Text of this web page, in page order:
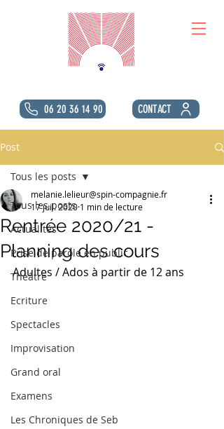
06 20 36 14 90 CONTACT
Post
Tous les posts
Actualités
Prise de parole en public
Théâtre
Ecriture
Spectacles
Improvisation
Grand oral
Examens
Les Chroniques de Seb
Tous les posts
Rentrée 2020/21 -
Planning des cours
melanie.lelieur@spin-compagnie.fr
17 juil. 2020 1 min de lecture
Adultes / Ados à partir de 12 ans